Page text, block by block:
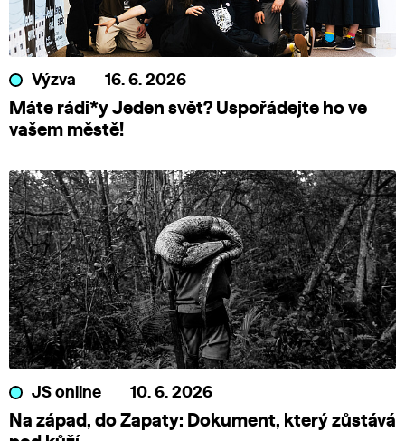
Výzva 16. 6. 2026
Máte rádi*y Jeden svět? Uspořádejte ho ve
vašem městě!
JS online 10. 6. 2026
Na západ, do Zapaty: Dokument, který zůstává